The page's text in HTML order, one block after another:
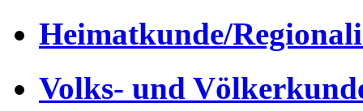
Heimatkunde/
Volks- und